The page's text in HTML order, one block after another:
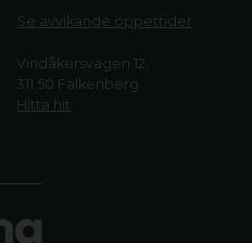
Se avvikande öppettider
Vindåkersvägen 12,
311 50 Falkenberg
Hitta hit